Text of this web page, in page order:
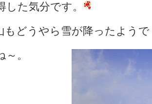
した気分です。
もどうやら雪が降ったようで
。